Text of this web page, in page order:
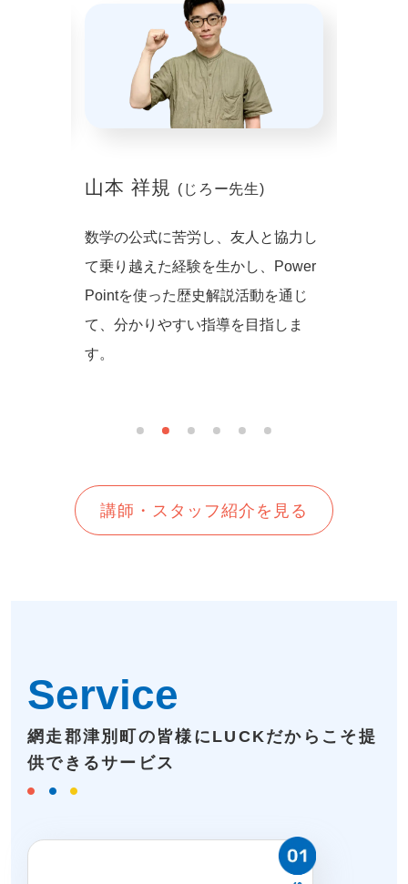
山本 祥規 (じろー先生)
数学の公式に苦労し、友人と協力し
て乗り越えた経験を生かし、Power
Pointを使った歴史解説活動を通じ
て、分かりやすい指導を目指しま
す。
講師・スタッフ紹介を見る
Service
網走郡津別町の皆様にLUCKだからこそ提
供できるサービス